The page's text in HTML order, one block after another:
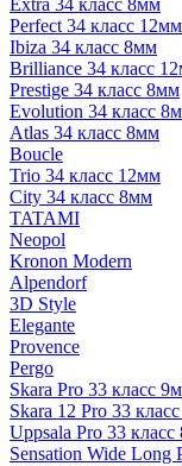
Extra 34 класс 8мм
Perfect 34 класс 12мм
Ibiza 34 класс 8мм
Brilliance 34 класс
Prestige 34 класс 8мм
Evolution 34 класс
Atlas 34 класс 8мм
Boucle
Trio 34 класс 12мм
City 34 класс 8мм
TATAMI
Neopol
Kronon Modern
Alpendorf
3D Style
Elegante
Provence
Pergo
Skara Pro 33 класс
Skara 12 Pro 33
Uppsala Pro 33
Sensation Wide Long